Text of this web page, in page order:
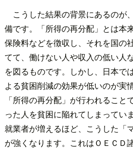
こうした結果の背景にあるのが
備です。「所得の再分配」とは本
保険料などを徴収し、それを国の
てて、働けない人や収入の低い人
を図るものです。しかし、日本で
よる貧困削減の効果が低いのが実
「所得の再分配」が行われること
った人を貧困に陥れてしまってい
就業者が増えるほど、こうした「
が強くなります。これはＯＥＣＤ